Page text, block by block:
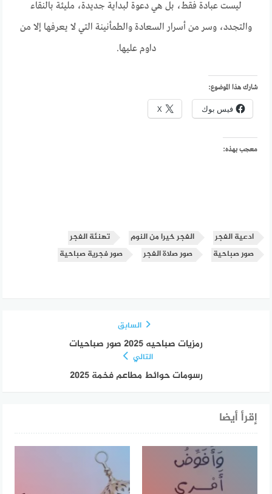
ليست عبادة فقط، بل هي دعوة لبداية جديدة، مليئة بالنقاء
والتجدد، وسر من أسرار السعادة والطمأنينة التي لا يعرفها إلا من
داوم عليها.
شارك هذا الموضوع:
فيس بوك X
معجب بهذه:
ادعية الفجر الفجر خيرا من النوم
تهنئة الفجر
صور صباحية
صور صلاة الفجر صور فجرية صباحية
السابق
رمزيات صباحيه 2025 صور صباحيات
التالي
رسومات حوائط مطاعم فخمة 2025
إقرأ أيضا